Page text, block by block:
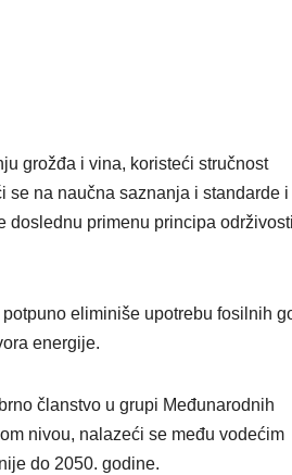
grožđa i vina, koristeći stručnost
na naučna saznanja i standarde i
doslednu primenu principa
eliminiše upotrebu fosilnih
energije.
članstvo u grupi Međunarodnih
nivou, nalazeći se među vodećim
do 2050. godine.